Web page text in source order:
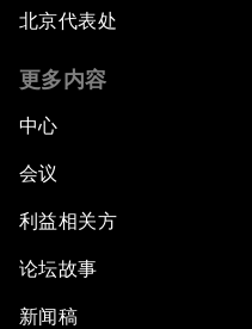
北京代表处
更多内容
中心
会议
利益相关方
论坛故事
新闻稿